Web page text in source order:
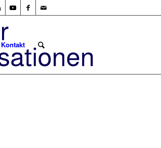
Kontakt